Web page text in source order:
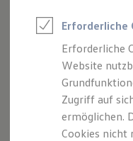
Leasing
Finanzierung
Kfz-
Garantien
Der Polo
Kompakt,
Entdecken Sie den
Erforderliche
Erforderliche
Website
Zugriff auf
ermöglichen.
Cookies nicht